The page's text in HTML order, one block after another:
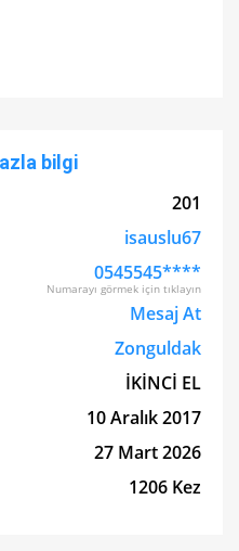
bilgi
201
isauslu67
0545545****
Numarayı görmek için tıklayın
Mesaj At
Zonguldak
İKİNCİ EL
10 Aralık 2017
27 Mart 2026
1206 Kez